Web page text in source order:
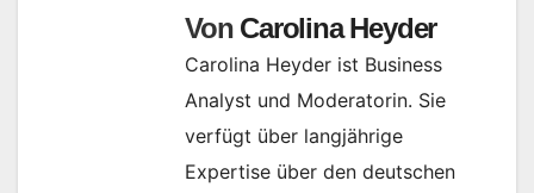
Von Carolina Heyder
Carolina Heyder ist Business
Analyst und Moderatorin. Sie
verfügt über langjährige
Expertise über den deutschen